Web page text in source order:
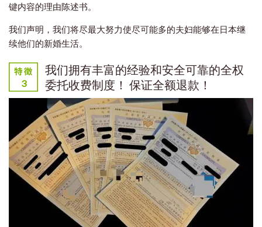
键内容的理由陈述书。
我们声明，我们将尽最大努力使尽可能多的夫妇能够在日本继
续他们的新婚生活。
我们拥有丰富的经验和安全可靠的全权
委托收费制度！ 保证全额退款！